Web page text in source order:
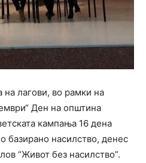
лагови, во рамки на
Ден на општина
кампања 16 дена
базирано насилство, денес
“Живот без насилство”.